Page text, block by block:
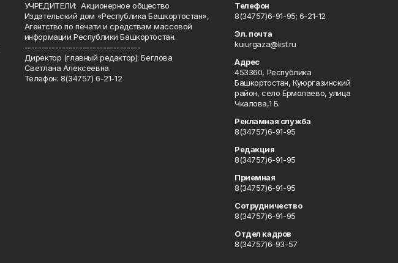
УЧРЕДИТЕЛИ: Акционерное общество
Издательский дом «Республика Башкортостан»,
Агентство по печати и средствам массовой
информации Республики Башкортостан.
----------------------------------
Директор (главный редактор): Беглова
Светлана Алексеевна.
Телефон: 8(34757) 6-21-12
Телефон
8(34757)6-91-95; 6-21-12
Эл. почта
kuiurgaza@list.ru
Адрес
453360, Республика
Башкортостан, Куюргазинский
район, село Ермолаево, улица
Чкалова,1 Б.
Рекламная служба
8(34757)6-91-95
Редакция
8(34757)6-91-95
Приемная
8(34757)6-91-95
Сотрудничество
8(34757)6-91-95
Отдел кадров
8(34757)6-93-57